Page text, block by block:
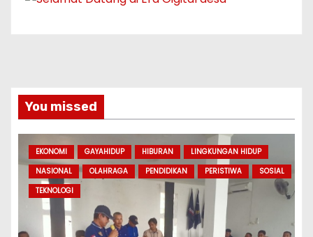
You missed
EKONOMI GAYAHIDUP HIBURAN
LINGKUNGAN HIDUP
NASIONAL
OLAHRAGA PENDIDIKAN PERISTIWA
SOSIAL
TEKNOLOGI